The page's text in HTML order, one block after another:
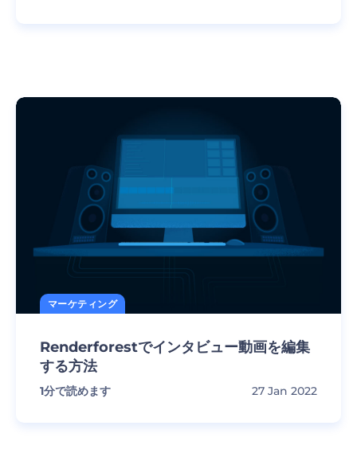
マーケティング
Renderforestでインタビュー動画を編集
する方法
1分で読めます 27 Jan 2022